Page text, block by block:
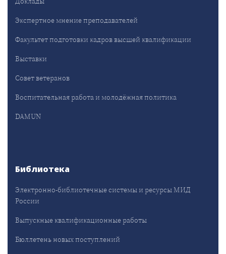
Экспертное мнение преподавателей
Факультет подготовки кадров высшей квалификации
Выставки
Совет ветеранов
Воспитательная работа и молодёжная политика
DAMUN
Библиотека
Электронно-библиотечные системы и ресурсы МИД
России
Выпускные квалификационные работы
Бюллетень новых поступлений